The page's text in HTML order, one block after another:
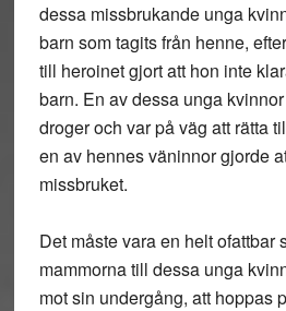
dessa missbrukande unga
barn som tagits från henne,
till heroinet gjort att hon inte
barn. En av dessa unga
droger och var på väg att rätta
en av hennes väninnor gjorde
missbruket.
Det måste vara en helt ofattbar
mammorna till dessa unga
mot sin undergång, att hoppas